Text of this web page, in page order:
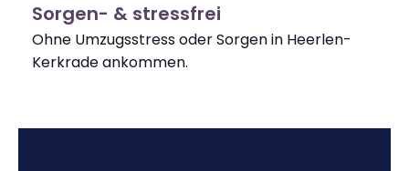
Sorgen- & stressfrei
Ohne Umzugsstress oder Sorgen in Heerlen-
Kerkrade ankommen.